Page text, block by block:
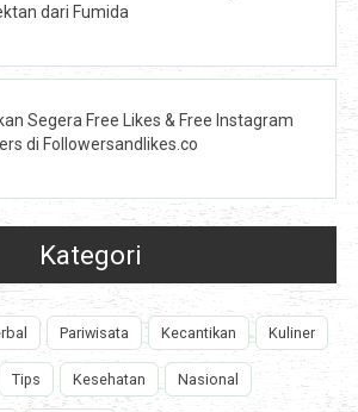
dari Fumida
Segera Free Likes & Free Instagram
di Followersandlikes.co
Kategori
Pariwisata Kecantikan Kuliner
Tips Kesehatan Nasional